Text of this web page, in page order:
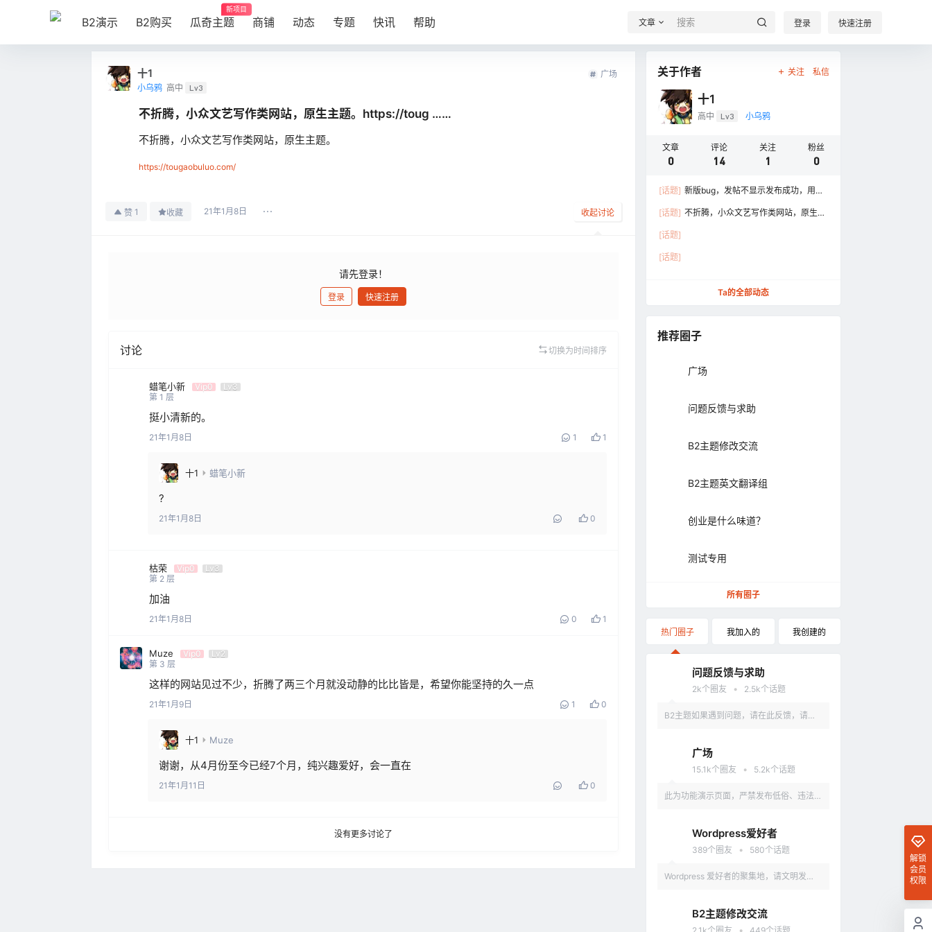
B2演示 B2购买 瓜奇主题
新项目
商铺 动态 专题 快讯 帮助 文章 登录 快速注册
十1
小乌鸦 高中 Lv3
广场
不折腾，小众文艺写作类网站，原生主题。https://toug ……
不折腾，小众文艺写作类网站，原生主题。
https://tougaobuluo.com/
赞 1 收藏 21年1月8日 收起讨论
请先登录！
登录 快速注册
讨论 切换为时间排序
蜡笔小新 Vip0
Lv3
第 1 层
挺小清新的。
21年1月8日 1 1
十1 蜡笔小新
?
21年1月8日 0
枯荣 Vip0
Lv3
第 2 层
加油
21年1月8日 0 1
Muze Vip0
Lv2
第 3 层
这样的网站见过不少，折腾了两三个月就没动静的比比皆是，希望你能坚持的久一点
21年1月9日 1 0
十1 Muze
谢谢，从4月份至今已经7个月，纯兴趣爱好，会一直在
21年1月11日 0
没有更多讨论了
关于作者 关注 私信
十1
高中 Lv3 小乌鸦
文章
0
评论
14
关注
1
粉丝
0
[话题] 新版bug，发帖不显示发布成功，用户
[话题] 不折腾，小众文艺写作类网站，原生主
[话题]
[话题]
Ta的全部动态
推荐圈子
广场
问题反馈与求助
B2主题修改交流
B2主题英文翻译组
创业是什么味道？
测试专用
所有圈子
热门圈子 我加入的 我创建的
问题反馈与求助
2k个圈友 • 2.5k个话题
B2主题如果遇到问题，请在此反馈，请具
广场
15.1k个圈友 • 5.2k个话题
此为功能演示页面，严禁发布低俗、违法、
Wordpress爱好者
389个圈友 • 580个话题
Wordpress 爱好者的聚集地，请文明发
B2主题修改交流
解锁
会员
权限